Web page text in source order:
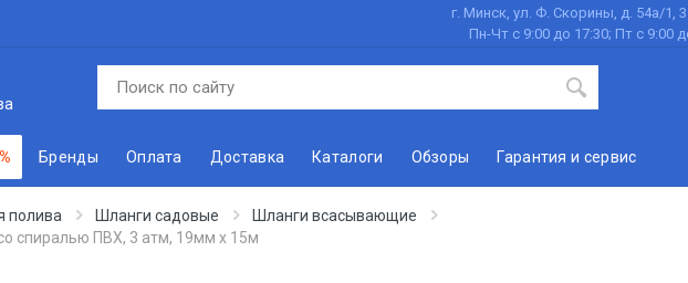
г. Минск, ул. Ф. Скорины, д. 54а/1,
Пн-Чт с 9:00 до 17:30; Пт с 9:00
Бренды Оплата Доставка Каталоги Обзоры Гарантия и сервис
полива Шланги садовые
Шланги всасывающие
спиралью ПВХ, 3 атм, 19мм х 15м